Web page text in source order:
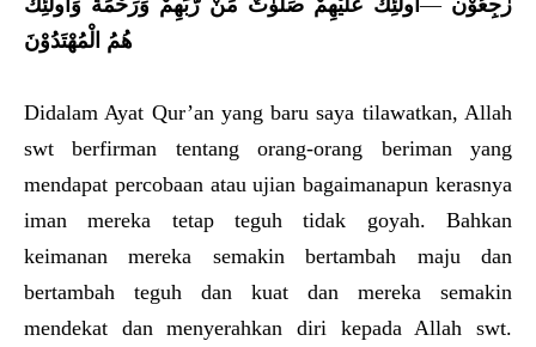
رٰجِعُوْن َؕ‏ —اُولَٰئِكَ عَلَيْهِمْ صَلَوٰتٌ مِّنْ رَّبِّهِمْ وَرَحْمَةٌ وَاُولَئِكَ
هُمُ الْمُهْتَدُوْنَ
Didalam Ayat Qur’an yang baru saya tilawatkan, Allah
swt berfirman tentang orang-orang beriman yang
mendapat percobaan atau ujian bagaimanapun kerasnya
iman mereka tetap teguh tidak goyah. Bahkan
keimanan mereka semakin bertambah maju dan
bertambah teguh dan kuat dan mereka semakin
mendekat dan menyerahkan diri kepada Allah swt.